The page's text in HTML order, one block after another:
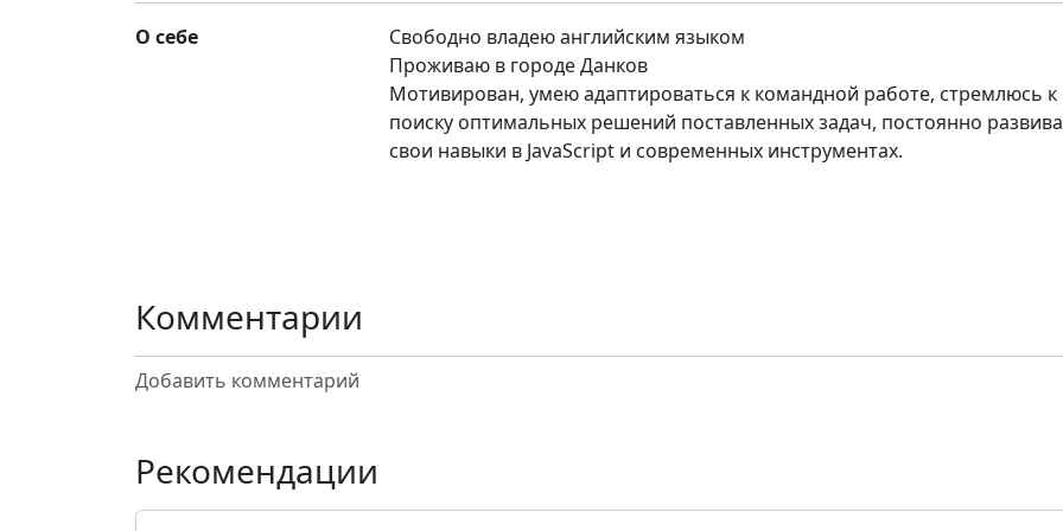
О себе
Свободно владею английским языком
Проживаю в городе Данков
Мотивирован, умею адаптироваться к командной работе, стремлюсь к
поиску оптимальных решений поставленных задач, постоянно
свои навыки в JavaScript и современных инструментах.
Комментарии
Добавить комментарий
Рекомендации